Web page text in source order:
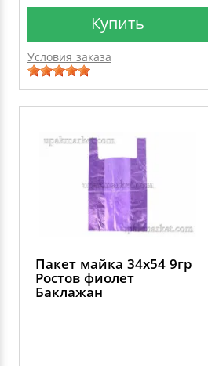
Купить
Условия заказа
Пакет майка 34х54 9гр
Ростов фиолет
Баклажан